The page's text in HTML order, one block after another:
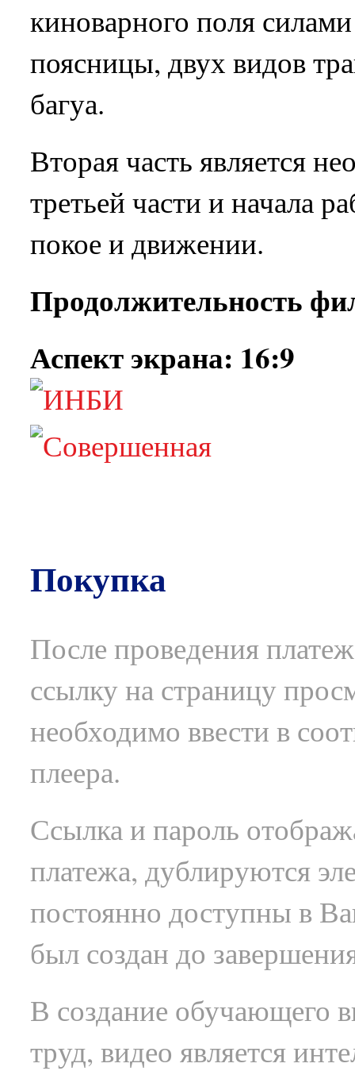
киноварного поля
поясницы, двух видов
багуа.
Вторая часть является
третьей части и начала
покое и движении.
Продолжительность
Аспект экрана: 16:9
Покупка
После проведения
ссылку на страницу
необходимо ввести в
плеера.
Ссылка и пароль
платежа, дублируются
постоянно доступны в
был создан до
В создание обучающего
труд, видео является